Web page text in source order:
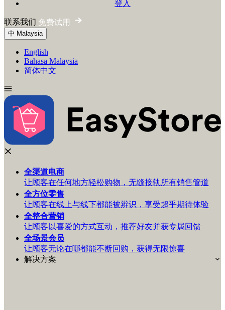
登入
联系我们 免费试用
中 Malaysia
English
Bahasa Malaysia
简体中文
全渠道电商
让顾客在任何地方轻松购物，无缝接轨所有销售管道
全方位零售
让顾客在线上与线下都能被辨识，享受超乎期待体验
全整合营销
让顾客以喜爱的方式互动，推荐好友并获专属回馈
全场景会员
让顾客无论在哪都能不断回购，获得无限惊喜
解决方案